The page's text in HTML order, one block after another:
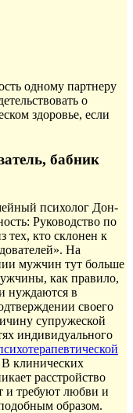
одному партнеру
о
здоровье, если
бабник
психолог Дон-
Руководство по
тех, кто склонен к
На
мужчин тут больше
как правило,
нуждаются в
своего
супружеской
индивидуального
В клинических
расстройство
и требуют любви и
образом.